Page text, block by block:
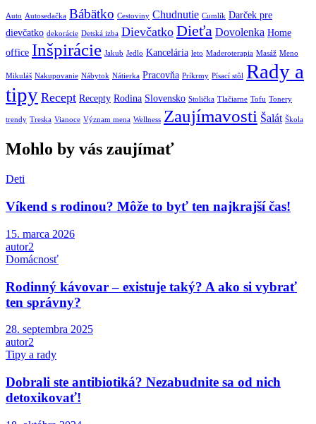
Auto Autosedačka Bábätko Cestoviny Chudnutie Cumlík Darček pre
dievčatko dekorácie Detská izba Dievčatko Dieťa Dovolenka Home
office Inšpirácie Jakub Jedlo Kancelária leto Maderoterapia Masáž Meno
Mikuláš Nakupovanie Nábytok Nátierka Pracovňa Príkrmy Písací stôl Rady a
tipy Recept Recepty Rodina Slovensko Stolička Tlačiarne Tofu Tonery
trendy Treska Vianoce Význam mena Wellness Zaujímavosti Šalát Škola
Mohlo by vás zaujímať
Deti
Víkend s rodinou? Môže to byť ten najkrajší čas!
15. marca 2026
autor2
Domácnosť
Rodinný kávovar – existuje taký? A ako si vybrať
ten správny?
28. septembra 2025
autor2
Tipy a rady
Dobrali ste antibiotiká? Nezabudnite sa od nich
detoxikovať!